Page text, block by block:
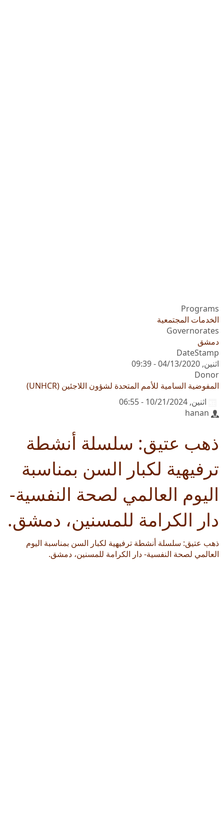
Programs
الخدمات المجتمعية
Governorates
دمشق
DateStamp
اثنين, 04/13/2020 - 09:39
Donor
المفوضية السامية للأمم المتحدة لشؤون اللاجئين (UNHCR)
اثنين, 10/21/2024 - 06:55
hanan
ذهب عتيق: سلسلة أنشطة
ترفيهية لكبار السن بمناسبة
اليوم العالمي لصحة النفسية-
دار الكرامة للمسنين، دمشق.
ذهب عتيق: سلسلة أنشطة ترفيهية لكبار السن بمناسبة اليوم
العالمي لصحة النفسية- دار الكرامة للمسنين، دمشق.